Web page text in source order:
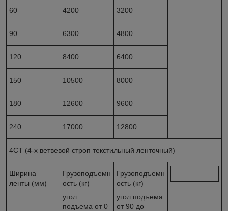
60 4200 3200
90 6300 4800
120 8400 6400
150 10500 8000
180 12600 9600
240 17000 12800
4СТ (4-х ветвевой строп текстильный ленточный)
Ширина
ленты (мм)
Грузоподъемн
ость (кг)
угол
подъема от 0
Грузоподъемн
ость (кг)
угол подъема
от 90 до